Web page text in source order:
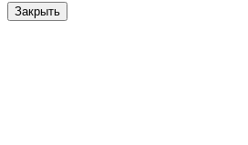
Закрыть